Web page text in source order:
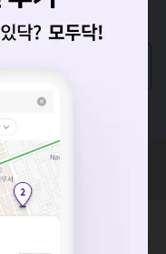
있나요?
요!
시글 보러가기
니다.
잠시 후 다시 시도해주
두닥 채널톡으로 문의